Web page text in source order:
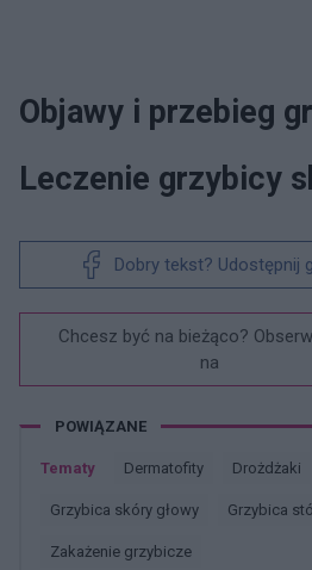
Objawy i przebieg
Leczenie grzybicy
Dobry tekst? Udostępnij
Chcesz być na bieżąco?
na
POWIĄZANE
Tematy Dermatofity Drożdżaki
Grzybica skóry głowy Grzybica
Zakażenie grzybicze